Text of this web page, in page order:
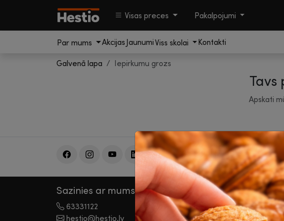
Visas preces Pakalpojumi
Par mums Akcijas JaunumiViss skolai Kontakti
Galvenā lapa Iepirkumu grozs
Tavs
Apskati
Sazinies ar mums
63331122
hestio@hestio.lv
Par HESTIO
Par uzņēmumu
Investoriem